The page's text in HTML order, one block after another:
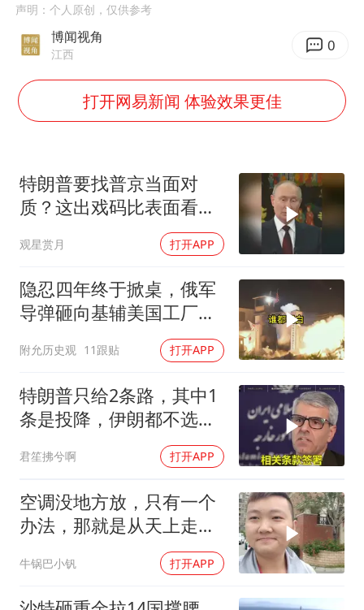
张本智和：零封向鹏不意外
22岁女生独闯南太行失联12天
“准2万亿”之城点名支持三所大学
习近平心系体育强国建设
声明：个人原创，仅供参考
博闻视角
江西 0
打开网易新闻 体验效果更佳
特朗普要找普京当面对
质？这出戏码比表面看起
观星赏月 打开APP
隐忍四年终于掀桌，俄军
导弹砸向基辅美国工厂，
附允历史观 11跟贴 打开APP
特朗普只给2条路，其中1
条是投降，伊朗都不选，
君笙拂兮啊 打开APP
空调没地方放，只有一个
办法，那就是从天上走，
牛锅巴小钒 打开APP